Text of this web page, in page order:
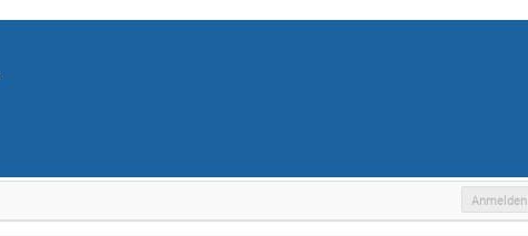
Anmelden